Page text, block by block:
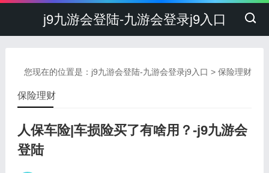
j9九游会登陆-九游会登录j9入口
您现在的位置是： j9九游会登陆-九游会登录j9入口 >保险理财
保险理财
人保车险|车损险买了有啥用？-j9九游会
登陆